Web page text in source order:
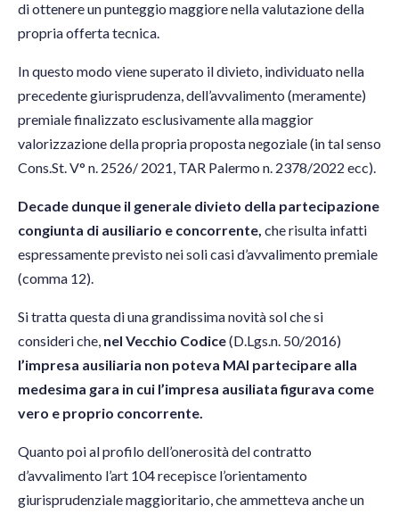
di ottenere un punteggio maggiore nella valutazione della
propria offerta tecnica.
In questo modo viene superato il divieto, individuato nella
precedente giurisprudenza, dell’avvalimento (meramente)
premiale finalizzato esclusivamente alla maggior
valorizzazione della propria proposta negoziale (in tal senso
Cons.St. V° n. 2526/ 2021, TAR Palermo n. 2378/2022 ecc).
Decade dunque il generale divieto della partecipazione
congiunta di ausiliario e concorrente, che risulta infatti
espressamente previsto nei soli casi d’avvalimento premiale
(comma 12).
Si tratta questa di una grandissima novità sol che si
consideri che, nel Vecchio Codice(D.Lgs.n. 50/2016)
l’impresa ausiliaria non poteva MAI partecipare alla
medesima gara in cui l’impresa ausiliata figurava come
vero e proprio concorrente.
Quanto poi al profilo dell’onerosità del contratto
d’avvalimento l’art 104 recepisce l’orientamento
giurisprudenziale maggioritario, che ammetteva anche un